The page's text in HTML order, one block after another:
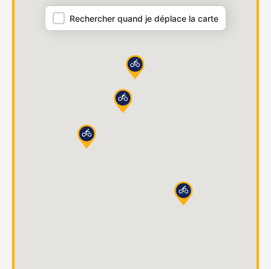
Rechercher quand je déplace la carte